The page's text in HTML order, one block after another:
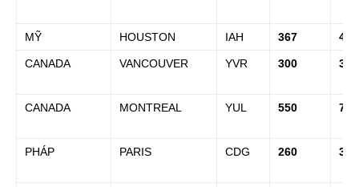
MỸ HOUSTON IAH 367 460
CANADA VANCOUVER YVR 300 300
CANADA MONTREAL YUL 550 700
PHÁP PARIS CDG 260 320